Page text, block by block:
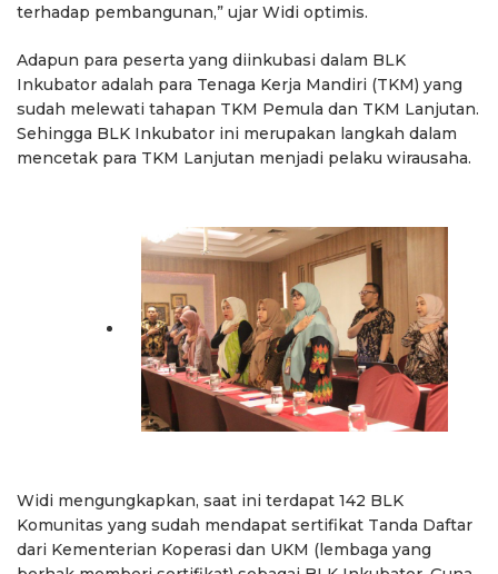
terhadap pembangunan,” ujar Widi optimis.
Adapun para peserta yang diinkubasi dalam BLK
Inkubator adalah para Tenaga Kerja Mandiri (TKM) yang
sudah melewati tahapan TKM Pemula dan TKM Lanjutan.
Sehingga BLK Inkubator ini merupakan langkah dalam
mencetak para TKM Lanjutan menjadi pelaku wirausaha.
Widi mengungkapkan, saat ini terdapat 142 BLK
Komunitas yang sudah mendapat sertifikat Tanda Daftar
dari Kementerian Koperasi dan UKM (lembaga yang